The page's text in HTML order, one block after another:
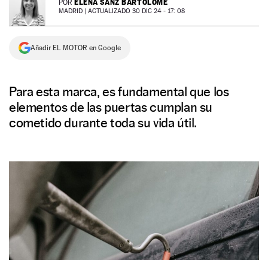
NEWSLETTER
SÍGUENOS
POR ELENA SANZ BARTOLOMÉ
MADRID | ACTUALIZADO 30 DIC 24 - 17: 08
Añadir EL MOTOR en Google
Para esta marca, es fundamental que los
elementos de las puertas cumplan su
cometido durante toda su vida útil.